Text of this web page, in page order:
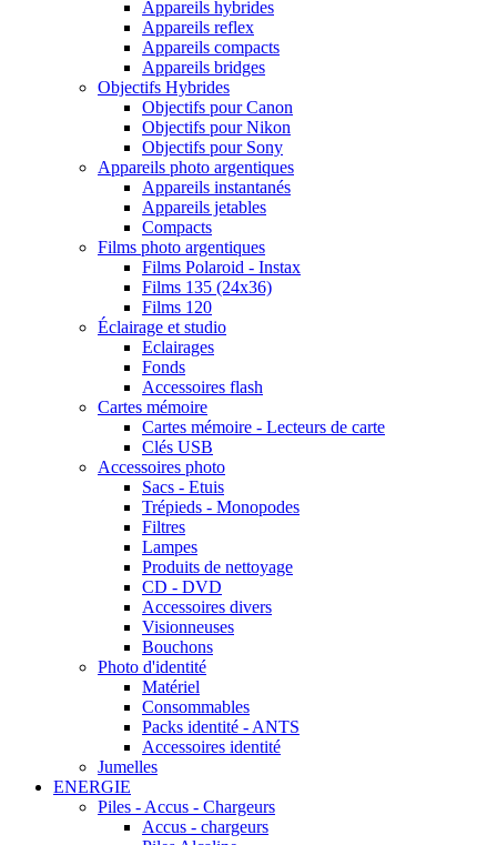
Appareils hybrides
Appareils reflex
Appareils compacts
Appareils bridges
Objectifs Hybrides
Objectifs pour Canon
Objectifs pour Nikon
Objectifs pour Sony
Appareils photo argentiques
Appareils instantanés
Appareils jetables
Compacts
Films photo argentiques
Films Polaroid - Instax
Films 135 (24x36)
Films 120
Éclairage et studio
Eclairages
Fonds
Accessoires flash
Cartes mémoire
Cartes mémoire - Lecteurs de carte
Clés USB
Accessoires photo
Sacs - Etuis
Trépieds - Monopodes
Filtres
Lampes
Produits de nettoyage
CD - DVD
Accessoires divers
Visionneuses
Bouchons
Photo d'identité
Matériel
Consommables
Packs identité - ANTS
Accessoires identité
Jumelles
ENERGIE
Piles - Accus - Chargeurs
Accus - chargeurs